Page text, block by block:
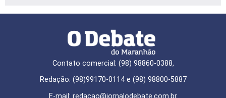
Contato comercial: (98) 98860-0388,
Redação: (98)99170-0114 e (98) 98800-5887
E-mail: redaçao@jornalodebate.com.br